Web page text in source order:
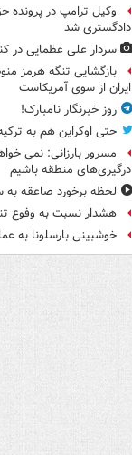
وکیل ترامپ در پرونده
دادگستری شد
سردار علی عظمایی در
بازگشایی تنگه هرمز
ایران از سوی آمریکاست
روز خبرنگار نامبارک!
حتی اوکراین هم به
مسرور بارزانی: نمی
درگیری‌های منطقه باشیم
لحظه برخورد صاعقه به
هشدار نسبت به وفوع
خوشبینی بارسلونا به